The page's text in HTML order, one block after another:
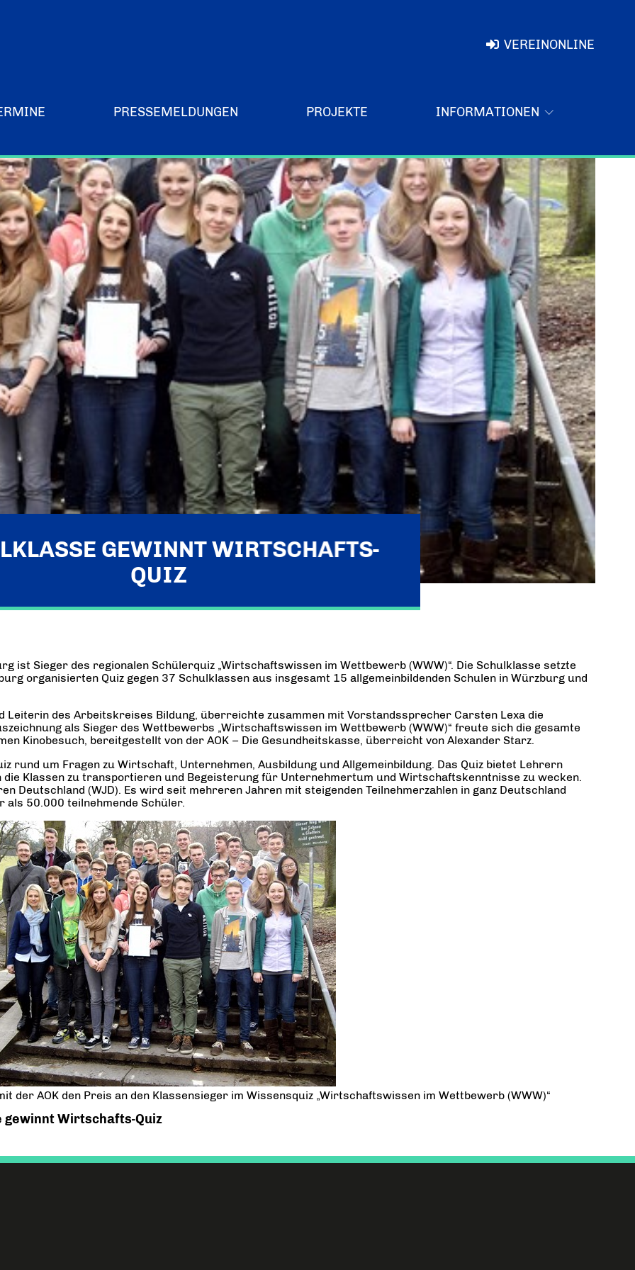
VEREINONLINE
PRESSEMELDUNGEN PROJEKTE INFORMATIONEN
Merchandising-Klamotten
GEWINNT WIRTSCHAFTS-
QUIZ
ist Sieger des regionalen Schülerquiz „Wirtschaftswissen im Wettbewerb (WWW)“. Die Schulklasse setzte
organisierten Quiz gegen 37 Schulklassen aus insgesamt 15 allgemeinbildenden Schulen in Würzburg und
Leiterin des Arbeitskreises Bildung, überreichte zusammen mit Vorstandssprecher Carsten Lexa die
als Sieger des Wettbewerbs „Wirtschaftswissen im Wettbewerb (WWW)“ freute sich die gesamte
Kinobesuch, bereitgestellt von der AOK – Die Gesundheitskasse, überreicht von Alexander Starz.
rund um Fragen zu Wirtschaft, Unternehmen, Ausbildung und Allgemeinbildung. Das Quiz bietet Lehrern
Klassen zu transportieren und Begeisterung für Unternehmertum und Wirtschaftskenntnisse zu wecken.
Deutschland (WJD). Es wird seit mehreren Jahren mit steigenden Teilnehmerzahlen in ganz Deutschland
als 50.000 teilnehmende Schüler.
der AOK den Preis an den Klassensieger im Wissensquiz „Wirtschaftswissen im Wettbewerb (WWW)“
gewinnt Wirtschafts-Quiz